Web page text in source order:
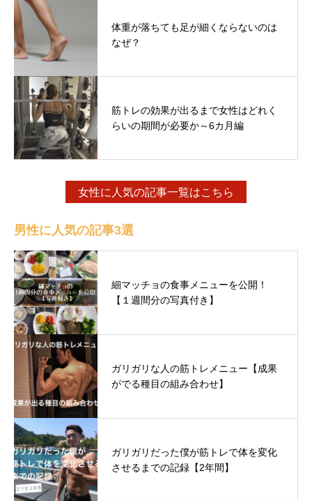
体重が落ちても足が細くならないのは
なぜ？
筋トレの効果が出るまで女性はどれく
らいの期間が必要か～6カ月編
女性に人気の記事一覧はこちら
男性に人気の記事3選
細マッチョの食事メニューを公開！
【１週間分の写真付き】
ガリガリな人の筋トレメニュー【成果
がでる種目の組み合わせ】
ガリガリだった僕が筋トレで体を変化
させるまでの記録【2年間】